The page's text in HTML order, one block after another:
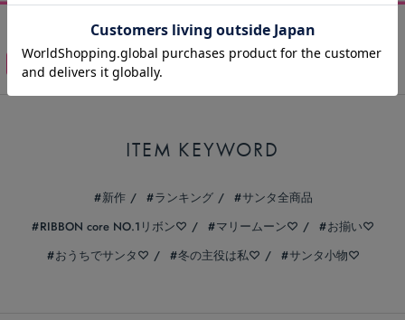
レビューを書く
ITEM KEYWORD
新作 ランキング
サンタ全商品
RIBBON core NO.1リボン♡
マリームーン♡
お揃い♡
おうちでサンタ♡
冬の主役は私♡ サンタ小物♡